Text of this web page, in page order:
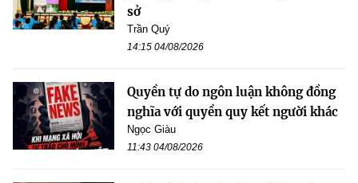
sở
Trần Quý
14:15 04/08/2026
Quyền tự do ngôn luận không đồng
nghĩa với quyền quy kết người khác
Ngọc Giàu
11:43 04/08/2026